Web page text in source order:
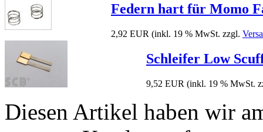
Federn hart für Momo
2,92 EUR (inkl. 19 % MwSt. zzgl.
Schleifer Low
9,52 EUR (inkl. 19 % MwSt.
Diesen Artikel haben wir